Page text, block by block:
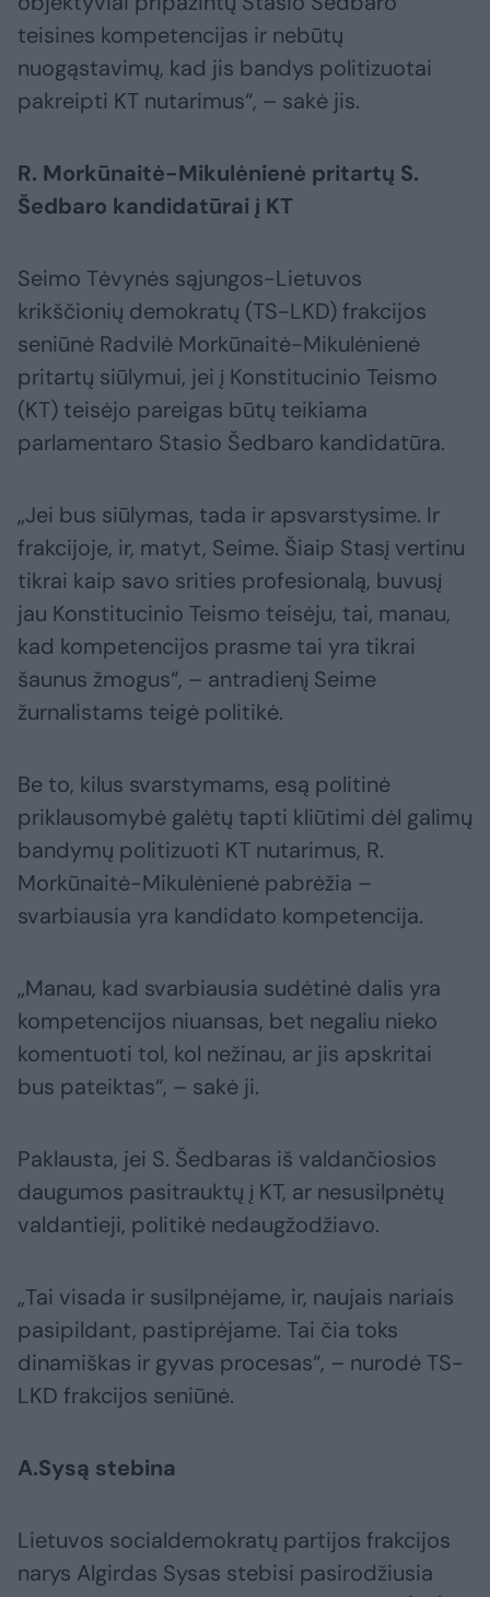
teisines kompetencijas ir nebūtų
nuogąstavimų, kad jis bandys politizuotai
pakreipti KT nutarimus“, – sakė jis.
R. Morkūnaitė-Mikulėnienė pritartų S.
Šedbaro kandidatūrai į KT
Seimo Tėvynės sąjungos-Lietuvos
krikščionių demokratų (TS-LKD) frakcijos
seniūnė Radvilė Morkūnaitė-Mikulėnienė
pritartų siūlymui, jei į Konstitucinio Teismo
(KT) teisėjo pareigas būtų teikiama
parlamentaro Stasio Šedbaro kandidatūra.
„Jei bus siūlymas, tada ir apsvarstysime. Ir
frakcijoje, ir, matyt, Seime. Šiaip Stasį vertinu
tikrai kaip savo srities profesionalą, buvusį
jau Konstitucinio Teismo teisėju, tai, manau,
kad kompetencijos prasme tai yra tikrai
šaunus žmogus“, – antradienį Seime
žurnalistams teigė politikė.
Be to, kilus svarstymams, esą politinė
priklausomybė galėtų tapti kliūtimi dėl galimų
bandymų politizuoti KT nutarimus, R.
Morkūnaitė-Mikulėnienė pabrėžia –
svarbiausia yra kandidato kompetencija.
„Manau, kad svarbiausia sudėtinė dalis yra
kompetencijos niuansas, bet negaliu nieko
komentuoti tol, kol nežinau, ar jis apskritai
bus pateiktas“, – sakė ji.
Paklausta, jei S. Šedbaras iš valdančiosios
daugumos pasitrauktų į KT, ar nesusilpnėtų
valdantieji, politikė nedaugžodžiavo.
„Tai visada ir susilpnėjame, ir, naujais nariais
pasipildant, pastiprėjame. Tai čia toks
dinamiškas ir gyvas procesas“, – nurodė TS-
LKD frakcijos seniūnė.
A.Sysą stebina
Lietuvos socialdemokratų partijos frakcijos
narys Algirdas Sysas stebisi pasirodžiusia